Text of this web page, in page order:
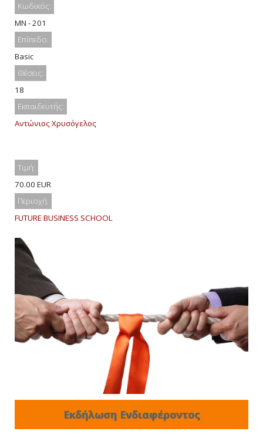
Κωδικός:
MN - 201
Επίπεδο:
Basic
Θέσεις:
18
Εκπαιδευτής:
Αντώνιος Χρυσόγελος
Τιμή:
70.00 EUR
Περιοχή:
FUTURE BUSINESS SCHOOL
Εκδήλωση Ενδιαφέροντος